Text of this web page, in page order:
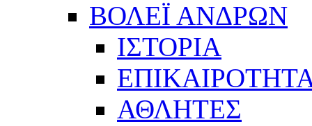
ΒΟΛΕΪ ΑΝΔΡΩΝ
ΙΣΤΟΡΙΑ
ΑΘΛΗΤΕΣ